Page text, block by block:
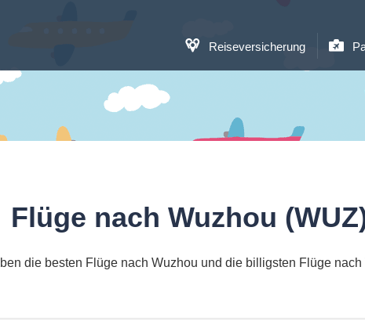
Reiseversicherung
Flüge nach Wuzhou
die besten Flüge nach Wuzhou und die billigsten Flüge nach